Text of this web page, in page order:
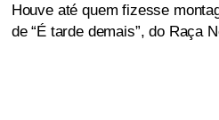
Houve até quem fizesse
de “É tarde demais”, do Raça